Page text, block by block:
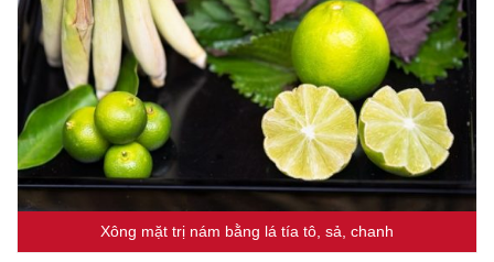
Xông mặt trị nám bằng lá tía tô, sả, chanh